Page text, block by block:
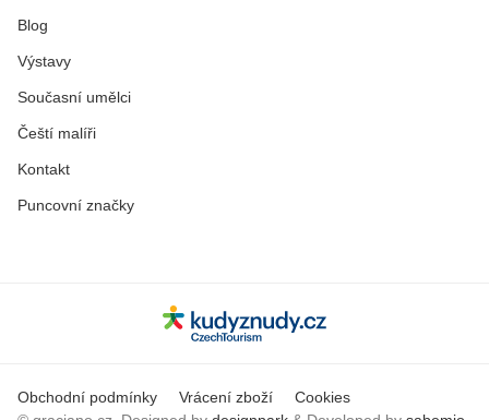
Blog
Výstavy
Současní umělci
Čeští malíři
Kontakt
Puncovní značky
Obchodní podmínky Vrácení zboží
Cookies